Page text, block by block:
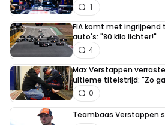
1
FIA komt met ingrijpend
auto's: "80 kilo lichter!"
4
Max Verstappen
ultieme titelstrijd: "Zo
0
Teambaas Verstappen